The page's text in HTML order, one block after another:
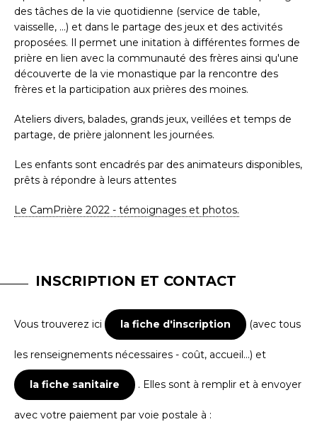
des tâches de la vie quotidienne (service de table,
vaisselle, ...) et dans le partage des jeux et des activités
proposées. Il permet une initation à différentes formes de
prière en lien avec la communauté des frères ainsi qu'une
découverte de la vie monastique par la rencontre des
frères et la participation aux prières des moines.
Ateliers divers, balades, grands jeux, veillées et temps de
partage, de prière jalonnent les journées.
Les enfants sont encadrés par des animateurs disponibles,
prêts à répondre à leurs attentes
Le CamPrière 2022 - témoignages et photos.
INSCRIPTION ET CONTACT
Vous trouverez ici la fiche d'inscription (avec tous
les renseignements nécessaires - coût, accueil...) et
la fiche sanitaire . Elles sont à remplir et à envoyer
avec votre paiement par voie postale à :